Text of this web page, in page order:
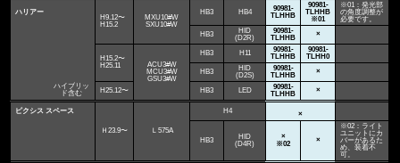
ハリアー
H9.12〜
H15.2
MXU10#W
SXU10#W
HB3 HB4
90981-
TLHHB
90981-
TLHHB
※01
※01：発光部
の角度調整が
必要です。
HB3
HID
(D2R)
90981-
TLHHB
×
H15.2〜
H25.11
ACU3#W
MCU3#W
GSU3#W
HB3 H11
90981-
TLHHB
90981-
TLHH0
HB3
HID
(D2S)
90981-
TLHHB
×
ハイブリッ
ド含む
H25.12〜 HB3 LED
90981-
TLHHB
×
ピクシス スペース
Ｈ23.9〜 Ｌ575A
H4 ×
HB3
HID
(D4R)
×
※02
×
※02：ライト
ユニットにカ
バーがあるた
め、装着不
可。